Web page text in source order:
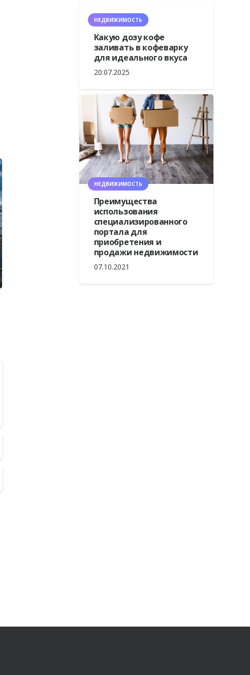
НЕДВИЖИМОСТЬ
Какую дозу кофе
заливать в кофеварку
для идеального вкуса
20.07.2025
НЕДВИЖИМОСТЬ
Преимущества
использования
специализированного
портала для
приобретения и
продажи недвижимости
07.10.2021